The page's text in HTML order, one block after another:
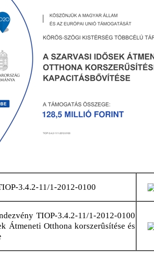
3.4.2-11/1-2012-0100
TIOP-3.4.2-11/1-2012-0100
Átmeneti Otthona korszerûsítése és